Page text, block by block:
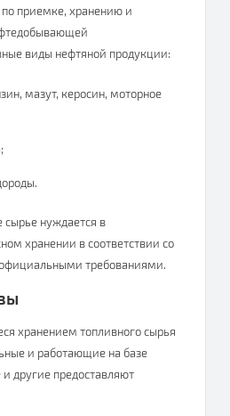
приемке, хранению и
виды нефтяной продукции:
мазут, керосин, моторное
сырье нуждается в
хранении в соответствии со
требованиями.
хранением топливного сырья
и работающие на базе
другие предоставляют